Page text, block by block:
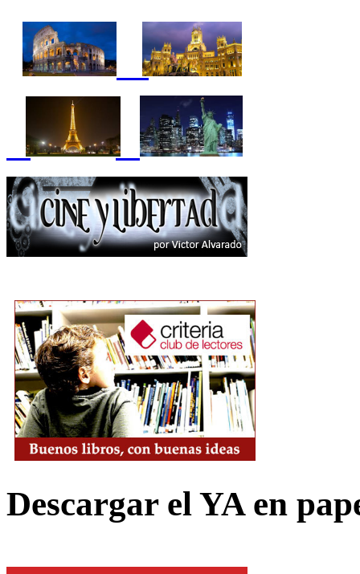
Descargar el YA en